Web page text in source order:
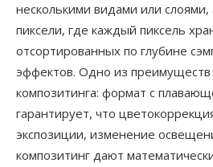
несколькими видами или
пиксели, где каждый пиксель
отсортированных по глубине
эффектов. Одно из
композитинга: формат с
гарантирует, что
экспозиции, изменение
композитинг дают